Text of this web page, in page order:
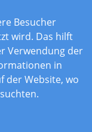
Besucher
wird. Das hilft
Verwendung der
in
der Website, wo